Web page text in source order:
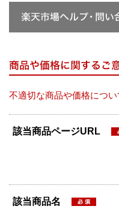
不適切な商品や価格につ
該当商品ページURL
該当商品名